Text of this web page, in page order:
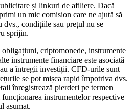
și linkuri de afiliere. Dacă
un mic comision care ne ajută să
dvs., condițiile sau prețul nu se
sprijin.
criptomonede, instrumente
instrumente financiare este asociată
a întregii investiții. CFD-urile sunt
se pot mișca rapid împotriva dvs.
înregistrează pierderi pe termen
instrumentelor respective
asumat.